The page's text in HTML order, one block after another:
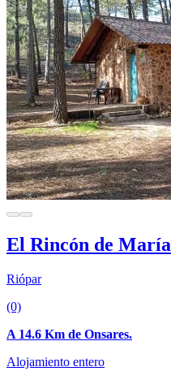
El Rincón de María
Riópar
(0)
A 14.6 Km de Onsares.
Alojamiento entero